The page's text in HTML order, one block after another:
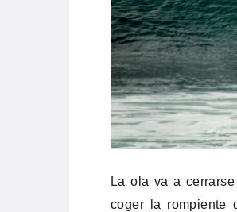
La ola va a
coger la rompiente